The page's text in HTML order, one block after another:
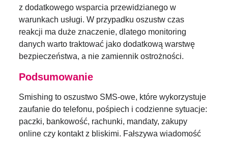
z dodatkowego wsparcia przewidzianego w
warunkach usługi. W przypadku oszustw czas
reakcji ma duże znaczenie, dlatego monitoring
danych warto traktować jako dodatkową warstwę
bezpieczeństwa, a nie zamiennik ostrożności.
Podsumowanie
Smishing to oszustwo SMS-owe, które wykorzystuje
zaufanie do telefonu, pośpiech i codzienne sytuacje:
paczki, bankowość, rachunki, mandaty, zakupy
online czy kontakt z bliskimi. Fałszywa wiadomość